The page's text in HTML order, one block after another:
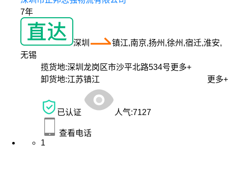
7年
深圳
镇江,南京,扬州,徐州,宿迁,淮安,
无锡
揽货地:深圳龙岗区市沙平北路534号更多+
卸货地:江苏镇江 更多+
已认证 人气:7127
查看电话
1